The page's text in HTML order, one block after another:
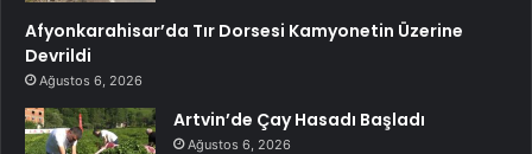
Afyonkarahisar’da Tır Dorsesi Kamyonetin Üzerine
Devrildi
Ağustos 6, 2026
Artvin’de Çay Hasadı Başladı
Ağustos 6, 2026